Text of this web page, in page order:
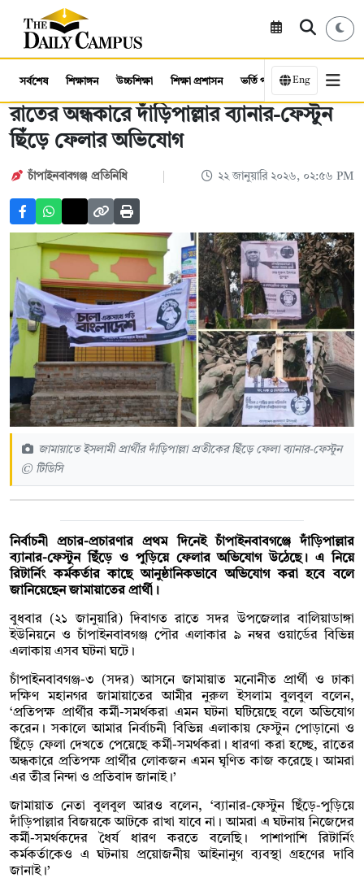
সর্বশেষ শিক্ষাঙ্গন উচ্চশিক্ষা শিক্ষা প্রশাসন ভর্তি পরীক্ষা কর্মসংস্থান
Eng
রাতের অন্ধকারে দাঁড়িপাল্লার ব্যানার-ফেস্টুন
ছিঁড়ে ফেলার অভিযোগ
চাঁপাইনবাবগঞ্জ প্রতিনিধি ২২ জানুয়ারি ২০২৬, ০২:৫৬ PM
জামায়াতে ইসলামী প্রার্থীর দাঁড়িপাল্লা প্রতীকের ছিঁড়ে ফেলা ব্যানার-ফেস্টুন
© টিডিসি
নির্বাচনী প্রচার-প্রচারণার প্রথম দিনেই চাঁপাইনবাবগঞ্জে দাঁড়িপাল্লার
ব্যানার-ফেস্টুন ছিঁড়ে ও পুড়িয়ে ফেলার অভিযোগ উঠেছে। এ নিয়ে
রিটার্নিং কর্মকর্তার কাছে আনুষ্ঠানিকভাবে অভিযোগ করা হবে বলে
জানিয়েছেন জামায়াতের প্রার্থী।
বুধবার (২১ জানুয়ারি) দিবাগত রাতে সদর উপজেলার বালিয়াডাঙ্গা
ইউনিয়নে ও চাঁপাইনবাবগঞ্জ পৌর এলাকার ৯ নম্বর ওয়ার্ডের বিভিন্ন
এলাকায় এসব ঘটনা ঘটে।
চাঁপাইনবাবগঞ্জ-৩ (সদর) আসনে জামায়াত মনোনীত প্রার্থী ও ঢাকা
দক্ষিণ মহানগর জামায়াতের আমীর নুরুল ইসলাম বুলবুল বলেন,
‘প্রতিপক্ষ প্রার্থীর কর্মী-সমর্থকরা এমন ঘটনা ঘটিয়েছে বলে অভিযোগ
করেন। সকালে আমার নির্বাচনী বিভিন্ন এলাকায় ফেস্টুন পোড়ানো ও
ছিঁড়ে ফেলা দেখতে পেয়েছে কর্মী-সমর্থকরা। ধারণা করা হচ্ছে, রাতের
অন্ধকারে প্রতিপক্ষ প্রার্থীর লোকজন এমন ঘৃণিত কাজ করেছে। আমরা
এর তীব্র নিন্দা ও প্রতিবাদ জানাই।’
জামায়াত নেতা বুলবুল আরও বলেন, ‘ব্যানার-ফেস্টুন ছিঁড়ে-পুড়িয়ে
দাঁড়িপাল্লার বিজয়কে আটকে রাখা যাবে না। আমরা এ ঘটনায় নিজেদের
কর্মী-সমর্থকদের ধৈর্য ধারণ করতে বলেছি। পাশাপাশি রিটার্নিং
কর্মকর্তাকেও এ ঘটনায় প্রয়োজনীয় আইনানুগ ব্যবস্থা গ্রহণের দাবি
জানাই।’